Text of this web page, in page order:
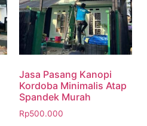
Jasa Pasang Kanopi
Kordoba Minimalis Atap
Spandek Murah
Rp500.000